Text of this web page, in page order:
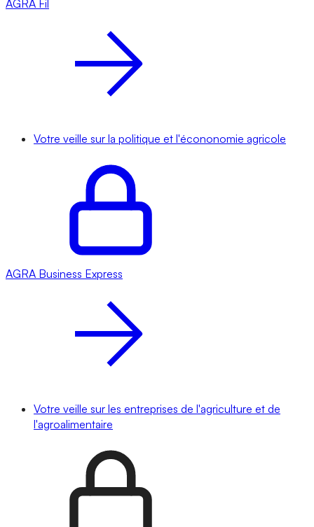
AGRA Fil
Votre veille sur la politique et l'écononomie agricole
AGRA Business Express
Votre veille sur les entreprises de l'agriculture et de
l'agroalimentaire